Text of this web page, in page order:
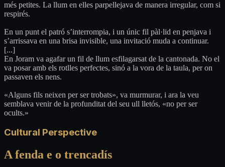
més petites. La llum en elles parpellejava de manera irregular, com si
respirés.
En un punt el patró s’interrompia, i un únic fil pàl·lid en penjava i
s’arrissava en una brisa invisible, una invitació muda a continuar.
[...]
En Joram va agafar un fil de llum esfilagarsat de la cantonada. No el
va posar amb els rotlles perfectes, sinó a la vora de la taula, per on
passaven els nens.
«Alguns fils neixen per ser trobats», va murmurar, i ara la veu
semblava venir de la profunditat del seu ull lletós, «no per ser
ocults.»
Cultural Perspective
A fenda e o trencadís